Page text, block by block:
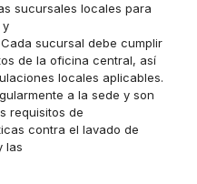
sucursales locales para
y
sucursal debe cumplir
de la oficina central, así
locales aplicables.
a la sede y son
requisitos de
contra el lavado de
las